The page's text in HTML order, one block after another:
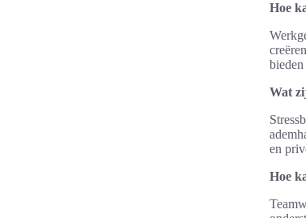
Hoe
Wat
en
Hoe